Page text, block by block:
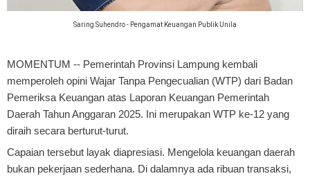
Saring Suhendro - Pengamat Keuangan Publik Unila
MOMENTUM -- Pemerintah Provinsi Lampung kembali
memperoleh opini Wajar Tanpa Pengecualian (WTP) dari Badan
Pemeriksa Keuangan atas Laporan Keuangan Pemerintah
Daerah Tahun Anggaran 2025. Ini merupakan WTP ke-12 yang
diraih secara berturut-turut.
Capaian tersebut layak diapresiasi. Mengelola keuangan daerah
bukan pekerjaan sederhana. Di dalamnya ada ribuan transaksi,